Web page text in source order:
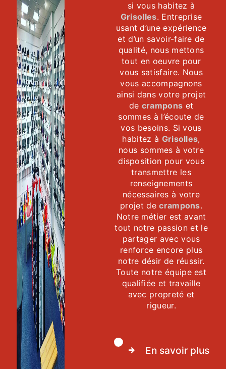
si vous habitez à
Grisolles. Entreprise
usant d’une expérience
et d’un savoir-faire de
qualité, nous mettons
tout en oeuvre pour
vous satisfaire. Nous
vous accompagnons
ainsi dans votre projet
de crampons et
sommes à l’écoute de
vos besoins. Si vous
habitez à Grisolles,
nous sommes à votre
disposition pour vous
transmettre les
renseignements
nécessaires à votre
projet decrampons.
Notre métier est avant
tout notre passion et le
partager avec vous
renforce encore plus
notre désir de réussir.
Toute notre équipe est
qualifiée et travaille
avec propreté et
rigueur.
En savoir plus